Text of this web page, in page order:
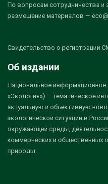
По вопросам сотрудничества и
размещение материалов —
Свидетельство о регистрации
Об издании
Национальное информационное
«Экология») — тематическое
актуальную и объективную
экологической ситуации в
окружающей среды,
коммерческих и общественных
природы.